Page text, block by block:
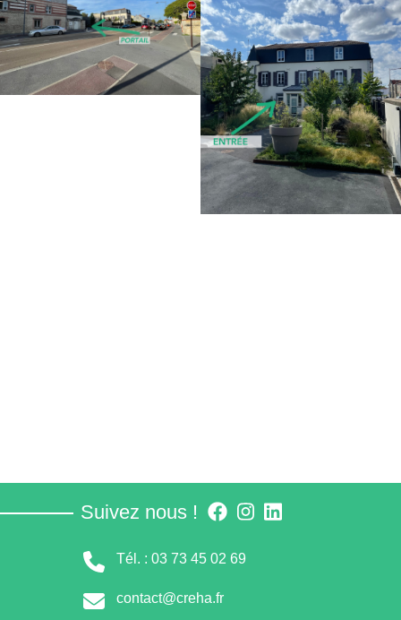
Suivez nous !
Tél. : 03 73 45 02 69
contact@creha.fr